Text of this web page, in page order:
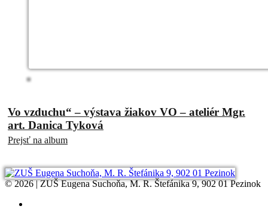
Vo vzduchu“ – výstava žiakov VO – ateliér Mgr.
art. Danica Tyková
Prejsť na album
© 2026 | ZUŠ Eugena Suchoňa, M. R. Štefánika 9, 902 01 Pezinok